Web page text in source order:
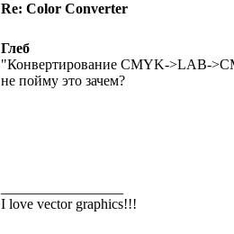
Re: Color Converter
Глеб
"Конвертирование CMYK->LAB-
не пойму это зачем?
I love vector graphics!!!